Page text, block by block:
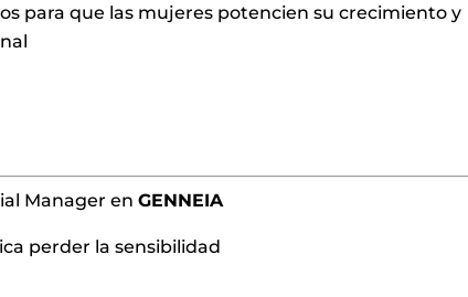
para que las mujeres potencien su crecimiento y
Manager enGENNEIA
perder la sensibilidad